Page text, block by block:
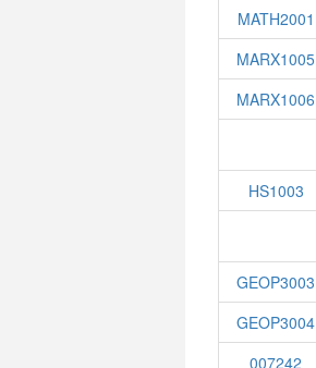
MATH2001
MARX1005
MARX1006
HS1003
GEOP3003
GEOP3004
007242